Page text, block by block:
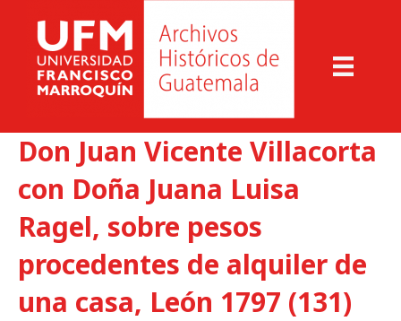
Don Juan Vicente Villacorta
con Doña Juana Luisa
Ragel, sobre pesos
procedentes de alquiler de
una casa, León 1797 (131)